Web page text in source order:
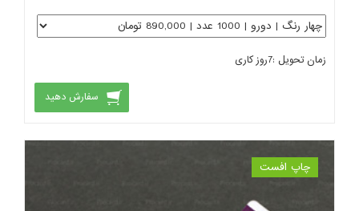
زمان تحویل :7روز کاری
سفارش دهید
چاپ افست